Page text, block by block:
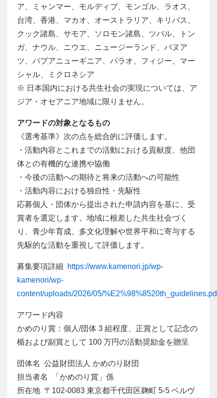
ア、ミャンマー、モルディブ、モンゴル、ラオス、
台湾、香港、マカオ、オーストラリア、キリバス、
クック諸島、サモア、ソロモン諸島、ツバル、トン
ガ、ナウル、ニウエ、ニュージーランド、バヌア
ツ、パプアニューギニア、パラオ、フィジー、マー
シャル、ミクロネシア
※ 日本国内における共生社会の実現については、ア
ジア・オセアニア地域に限りません。
アワードの対象となるもの
《選考基準》次の点を総合的に評価します。
・活動内容とこれまでの活動における貢献度、他団
体との有機的な連携や協働
・今後の活動への期待と将来の活動への可能性
・活動内容における独自性・先駆性
応募個人・団体から提出された申請内容を基に、受
賞者を選定します。地域に根差した共生社会づく
り、青少年育成、多文化理解や世界平和に寄与する
先駆的な活動を重視して評価します。
募集要項詳細
https://www.kamenori.jp/wp-
kamenori/wp-
content/uploads/2026/05/
アワード内容
かめのり賞：個人/団体 3 組程度、正賞として記念の
楯および副賞として 100 万円の活動奨励金を贈呈
団体名 公益財団法人 かめのり財団
担当者名 「かめのり賞」係
所在地 〒102-0083 東京都千代田区麹町 5-5 ベルヴ